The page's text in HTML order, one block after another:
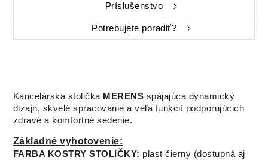
Príslušenstvo
Potrebujete poradiť?
Kancelárska stolička MERENS spájajúca dynamický
dizajn, skvelé spracovanie a veľa funkcií podporujúcich
zdravé a komfortné sedenie.
Základné vyhotovenie:
FARBA KOSTRY STOLIČKY: plast čierny (dostupná aj